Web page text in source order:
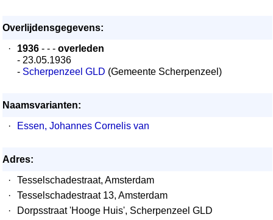
Overlijdensgegevens:
·
1936 - - - overleden
- 23.05.1936
- Scherpenzeel GLD (Gemeente Scherpenzeel)
Naamsvarianten:
·
Essen, Johannes Cornelis van
Adres:
·
Tesselschadestraat, Amsterdam
·
Tesselschadestraat 13, Amsterdam
·
Dorpsstraat 'Hooge Huis', Scherpenzeel GLD